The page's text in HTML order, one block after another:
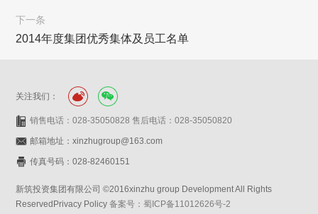
下一条
2014年度集团优秀集体及员工名单
关注我们：
销售电话：028-35050828 售后电话：028-35050820
邮箱地址：xinzhugroup@163.com
传真号码：028-82460151
新筑投资集团有限公司 ©2016xinzhu group Development All Rights
ReservedPrivacy Policy备案号：蜀ICP备11012626号-2